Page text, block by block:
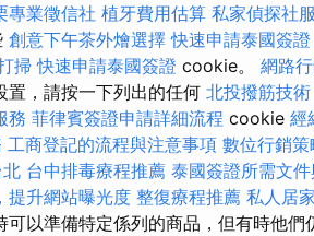
專業徵信社 植牙費用估算 私家偵探社
創意下午茶外燴選擇 快速申請泰國簽證
掃 快速申請泰國簽證 cookie。 網路
置，請按一下列出的任何 北投撥筋技術
務 菲律賓簽證申請詳細流程 cookie 經
工商登記的流程與注意事項 數位行銷策
台中排毒療程推薦 泰國簽證所需文
提升網站曝光度 整復療程推薦 私人居
以準備特定係列的商品，但有時他們